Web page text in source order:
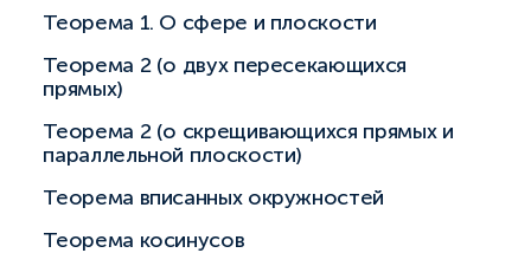
Теорема 1. О сфере и плоскости
Теорема 2 (о двух пересекающихся
прямых)
Теорема 2 (о скрещивающихся прямых и
параллельной плоскости)
Теорема вписанных окружностей
Теорема косинусов